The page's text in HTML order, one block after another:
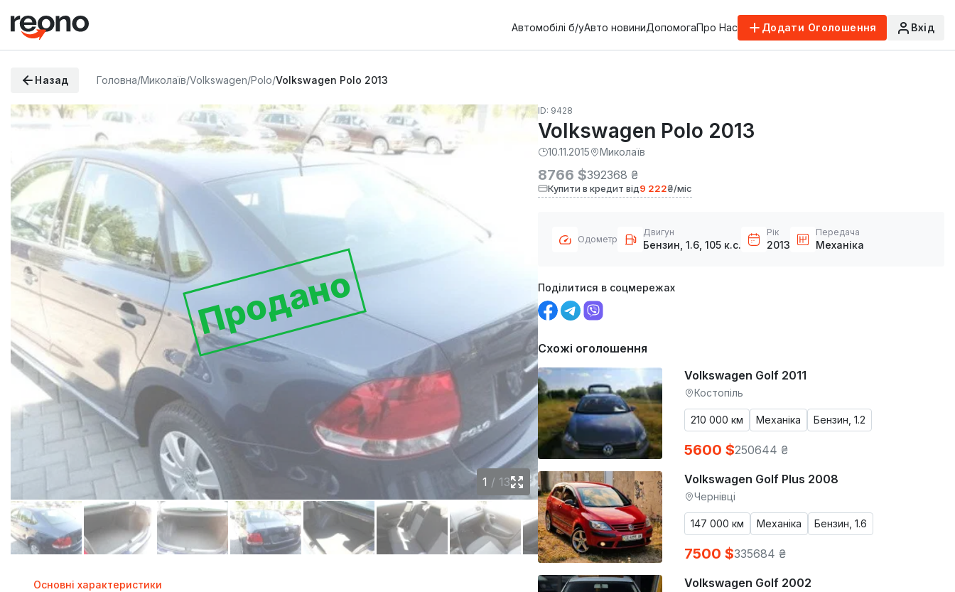
Автомобілі б/уАвто новиниДопомогаПро Нас Додати Оголошення Вхід
Назад Головна/Миколаїв/Volkswagen/Polo/Volkswagen Polo 2013
Продано
1 / 13
Основні характеристики
ID: 9428
Volkswagen Polo 2013
10.11.2015 Миколаїв
8766 $392368 ₴
Купити в кредит від9 222₴/міс
Одометр
Двигун
Бензин, 1.6, 105 к.с.
Рік
2013
Передача
Механіка
Поділитися в соцмережах
Схожі оголошення
Volkswagen Golf 2011
Костопіль
210 000 км Механіка Бензин, 1.2
5600 $250644 ₴
Volkswagen Golf Plus 2008
Чернівці
147 000 км Механіка Бензин, 1.6
7500 $335684 ₴
Volkswagen Golf 2002